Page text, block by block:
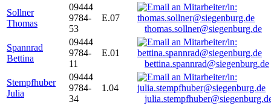
Sollner
Thomas
09444
9784-
53
E.07
thomas.sollner@siegenburg.de
Spannrad
Bettina
09444
9784-
11
E.01
bettina.spannrad@siegenburg.de
Stempfhuber
Julia
09444
9784-
34
1.04